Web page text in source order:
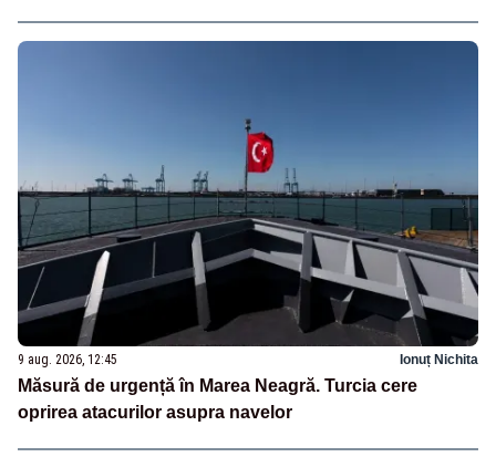
9 aug. 2026, 12:45 Ionuț Nichita
Măsură de urgență în Marea Neagră. Turcia cere
oprirea atacurilor asupra navelor